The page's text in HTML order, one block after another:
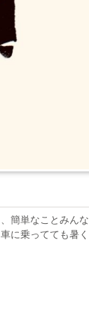
簡単なことみん
に乗ってても暑